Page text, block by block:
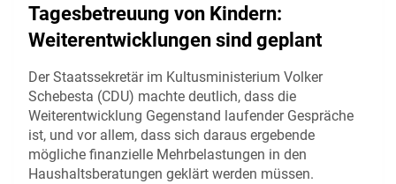
Tagesbetreuung von Kindern:
Weiterentwicklungen sind geplant
Der Staatssekretär im Kultusministerium Volker
Schebesta (CDU) machte deutlich, dass die
Weiterentwicklung Gegenstand laufender Gespräche
ist, und vor allem, dass sich daraus ergebende
mögliche finanzielle Mehrbelastungen in den
Haushaltsberatungen geklärt werden müssen.